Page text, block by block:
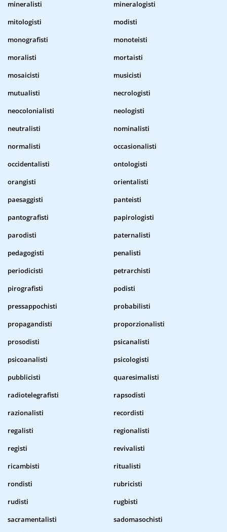
mineralisti
mineralogisti
mitologisti
modisti
monografisti
monoteisti
moralisti
mortaisti
mosaicisti
musicisti
mutualisti
necrologisti
neocolonialisti
neologisti
neutralisti
nominalisti
normalisti
occasionalisti
occidentalisti
ontologisti
orangisti
orientalisti
paesaggisti
panteisti
pantografisti
papirologisti
parodisti
paternalisti
pedagogisti
penalisti
periodicisti
petrarchisti
pirografisti
podisti
pressappochisti
probabilisti
propagandisti
proporzionalisti
prosodisti
psicanalisti
psicoanalisti
psicologisti
pubblicisti
quaresimalisti
radiotelegrafisti
rapsodisti
razionalisti
recordisti
regalisti
regionalisti
registi
revivalisti
ricambisti
ritualisti
rondisti
rubricisti
rudisti
rugbisti
sacramentalisti
sadomasochisti